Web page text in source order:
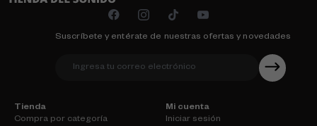
Suscríbete y entérate de nuestras ofertas y novedades
Tienda
Compra por categoría
Mi cuenta
Iniciar sesión